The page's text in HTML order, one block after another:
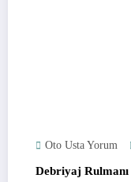
Oto Usta Yorum
Debriyaj Rulmanı